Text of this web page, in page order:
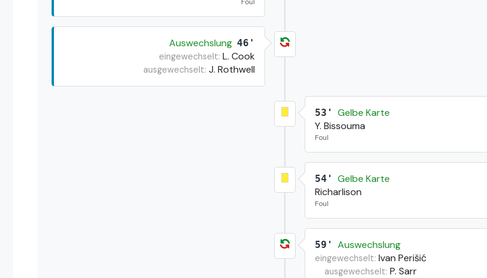
Auswechslung 46'
eingewechselt: L. Cook
ausgewechselt: J. Rothwell
53'
Gelbe Karte
Y. Bissouma
Foul
54'
Gelbe Karte
Richarlison
Foul
59' Auswechslung
eingewechselt: Ivan Perišić
ausgewechselt: P. Sarr